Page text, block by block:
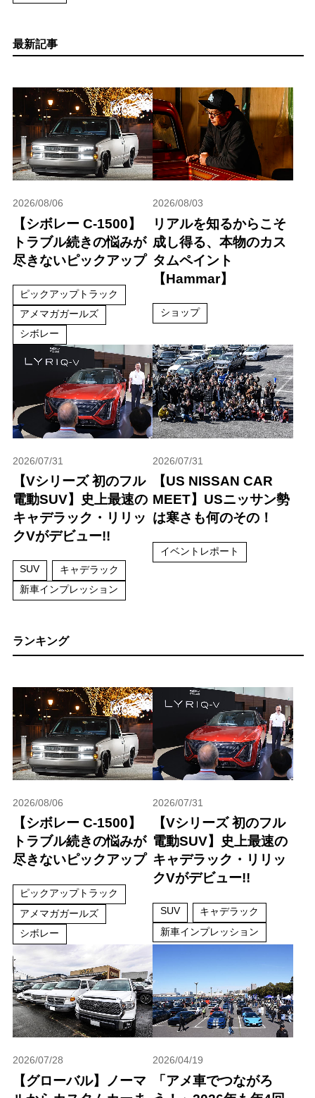
最新記事
2026/08/06
【シボレー C-1500】
トラブル続きの悩みが
尽きないピックアップ
ピックアップトラック
アメマガガールズ
シボレー
2026/08/03
リアルを知るからこそ
成し得る、本物のカス
タムペイント
【Hammar】
ショップ
2026/07/31
【Vシリーズ 初のフル
電動SUV】史上最速の
キャデラック・リリッ
クVがデビュー!!
SUV
キャデラック
新車インプレッション
2026/07/31
【US NISSAN CAR
MEET】USニッサン勢
は寒さも何のその！
イベントレポート
ランキング
2026/08/06
【シボレー C-1500】
トラブル続きの悩みが
尽きないピックアップ
ピックアップトラック
アメマガガールズ
シボレー
2026/07/31
【Vシリーズ 初のフル
電動SUV】史上最速の
キャデラック・リリッ
クVがデビュー!!
SUV
キャデラック
新車インプレッション
2026/07/28
【グローバル】ノーマ
2026/04/19
「アメ車でつながろ